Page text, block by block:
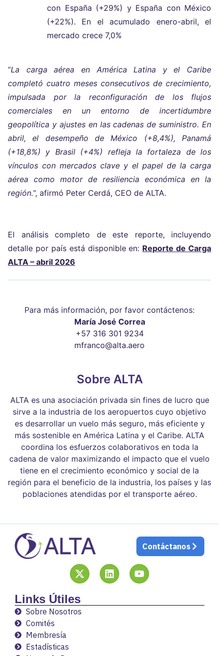
con España (+29%) y España con México
(+22%). En el acumulado enero-abril, el
mercado crece 7,0%
“La carga aérea en América Latina y el Caribe
completó cuatro meses consecutivos de crecimiento,
impulsada por la reconfiguración de los flujos
comerciales en un entorno de incertidumbre
geopolítica y ajustes en las cadenas de suministro. En
abril, el desempeño de México (+8,4%), Panamá
(+18,8%) y Brasil (+4%) refleja la fortaleza de los
vínculos con mercados clave y el papel de la carga
aérea como motor de resiliencia económica en la
región.”, afirmó Peter Cerdá, CEO de ALTA.
El análisis completo de este reporte, incluyendo
detalle por país está disponible en: Reporte de Carga
ALTA – abril 2026
Para más información, por favor contáctenos:
María José Correa
+57 316 301 9234
mfranco@alta.aero
Sobre ALTA
ALTA es una asociación privada sin fines de lucro que
sirve a la industria de los aeropuertos cuyo objetivo
es desarrollar un vuelo más seguro, más eficiente y
más sostenible en América Latina y el Caribe. ALTA
coordina los esfuerzos colaborativos en toda la
cadena de valor maximizando el impacto que el vuelo
tiene en el crecimiento económico y social de la
región para el beneficio de la industria, los países y las
poblaciones atendidas por el transporte aéreo.
Contáctanos
Links Útiles
Sobre Nosotros
Comités
Membresía
Estadísticas